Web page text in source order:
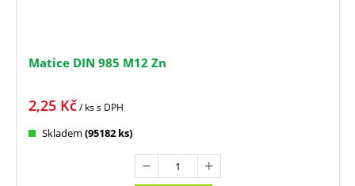
Matice DIN 985 M12 Zn
2,25 Kč/ kss DPH
Skladem (95182 ks)